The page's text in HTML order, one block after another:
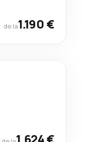
de la1.190 €
1.624 €